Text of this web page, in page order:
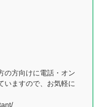
の方向けに電話・オン
いますので、お気軽に